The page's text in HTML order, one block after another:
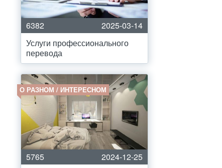
6382
2025-03-14
Услуги профессионального
перевода
О РАЗНОМ / ИНТЕРЕСНОМ
5765
2024-12-25